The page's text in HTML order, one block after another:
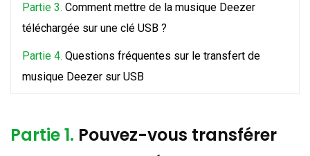
Partie 3. Comment mettre de la musique Deezer
téléchargée sur une clé USB ?
Partie 4. Questions fréquentes sur le transfert de
musique Deezer sur USB
Partie 1. Pouvez-vous transférer